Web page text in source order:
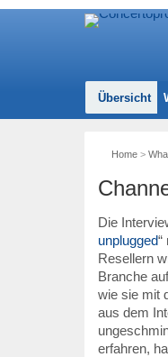
Übersicht
Home>
Die
unplugged“
Resellern
Branche
wie sie mit
aus dem
erfahren,